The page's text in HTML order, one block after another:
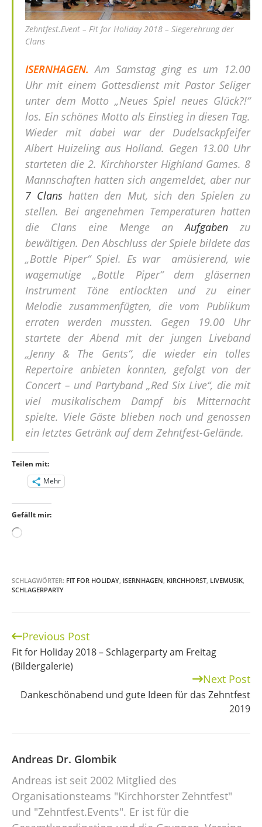
Zehntfest.Event – Fit for Holiday 2018 – Siegerehrung der
Clans
ISERNHAGEN.Am Samstag ging es um 12.00
Uhr mit einem Gottesdienst mit Pastor Seliger
unter dem Motto „Neues Spiel neues Glück?!“
los. Ein schönes Motto als Einstieg in diesen Tag.
Wieder mit dabei war der Dudelsackpfeifer
Albert Huizeling aus Holland. Gegen 13.00 Uhr
starteten die 2. Kirchhorster Highland Games. 8
Mannschaften hatten sich angemeldet, aber nur
7 Clans hatten den Mut, sich den Spielen zu
stellen. Bei angenehmen Temperaturen hatten
die Clans eine Menge an Aufgaben zu
bewältigen. Den Abschluss der Spiele bildete das
„Bottle Piper“ Spiel. Es war amüsierend, wie
wagemutige „Bottle Piper“ dem gläsernen
Instrument Töne entlockten und zu einer
Melodie zusammenfügten, die vom Publikum
erraten werden mussten. Gegen 19.00 Uhr
startete der Abend mit der jungen Liveband
„Jenny & The Gents“, die wieder ein tolles
Repertoire anbieten konnten, gefolgt von der
Concert – und Partyband „Red Six Live“, die mit
viel musikalischem Dampf bis Mitternacht
spielte. Viele Gäste blieben noch und genossen
ein letztes Getränk auf dem Zehntfest-Gelände.
Teilen mit:
Mehr
Gefällt mir:
Wird
SCHLAGWÖRTER: FIT FOR HOLIDAY ISERNHAGEN KIRCHHORST LIVEMUSIK
SCHLAGERPARTY
Continue
Reading
Previous Post
Fit for Holiday 2018 – Schlagerparty am Freitag
(Bildergalerie)
Next Post
Dankeschönabend und gute Ideen für das Zehntfest
2019
Andreas Dr. Glombik
Andreas ist seit 2002 Mitglied des
Organisationsteams "Kirchhorster Zehntfest"
und "Zehntfest.Events". Er ist für die